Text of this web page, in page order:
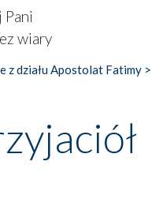
mieście Obidos,
działa dzisiaj…
których celem były
– w podzięce za
wygranej bitwie o
potężna, a zarazem
dzieł,
ich twórców o detale,
wiary
z działu Apostolat Fatimy >